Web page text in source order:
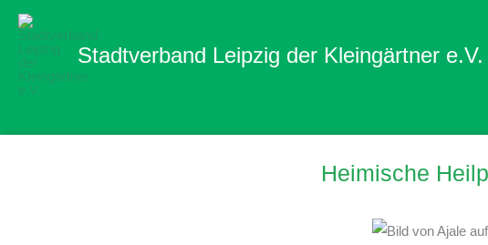
Zum
Inhalt
springen
Stadtverband Leipzig der Kleingärtner e.V.
Heimische